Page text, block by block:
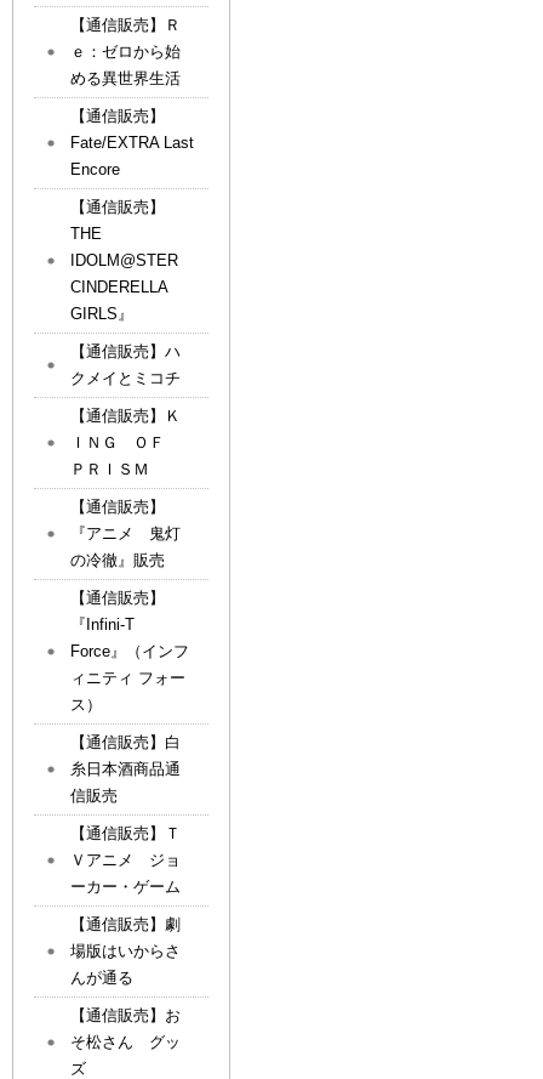
【通信販売】Ｒ
ｅ：ゼロから始
める異世界生活
【通信販売】
Fate/EXTRA Last
Encore
【通信販売】
THE
IDOLM@STER
CINDERELLA
GIRLS』
【通信販売】ハ
クメイとミコチ
【通信販売】Ｋ
ＩＮＧ ＯＦ
ＰＲＩＳＭ
【通信販売】
『アニメ 鬼灯
の冷徹』販売
【通信販売】
『Infini-T
Force』（インフ
ィニティ フォー
ス）
【通信販売】白
糸日本酒商品通
信販売
【通信販売】Ｔ
Ｖアニメ ジョ
ーカー・ゲーム
【通信販売】劇
場版はいからさ
んが通る
【通信販売】お
そ松さん グッ
ズ